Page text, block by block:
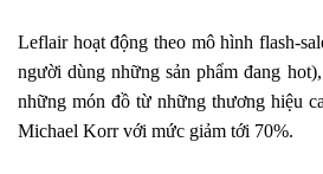
Leflair hoạt động theo mô hình flash-
người dùng những sản phẩm đang
những món đồ từ những thương hiệu
Michael Korr với mức giảm tới 70%.